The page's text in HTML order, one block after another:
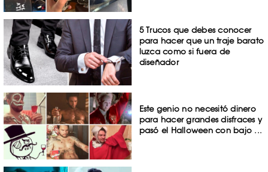
5 Trucos que debes conocer
para hacer que un traje barato
luzca como si fuera de
diseñador
Este genio no necesitó dinero
para hacer grandes disfraces y
pasó el Halloween con bajo ...